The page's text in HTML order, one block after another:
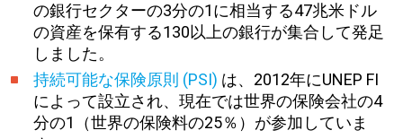
の銀行セクターの3分の1に相当する47兆米ドル
の資産を保有する130以上の銀行が集合して発足
しました。
持続可能な保険原則 (PSI) は、2012年にUNEP FI
によって設立され、現在では世界の保険会社の4
分の1（世界の保険料の25％）が参加していま